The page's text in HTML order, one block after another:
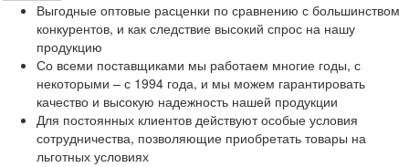
Выгодные оптовые расценки по сравнению с большинством
конкурентов, и как следствие высокий спрос на нашу
продукцию
Со всеми поставщиками мы работаем многие годы, с
некоторыми – с 1994 года, и мы можем гарантировать
качество и высокую надежность нашей продукции
Для постоянных клиентов действуют особые условия
сотрудничества, позволяющие приобретать товары на
льготных условиях